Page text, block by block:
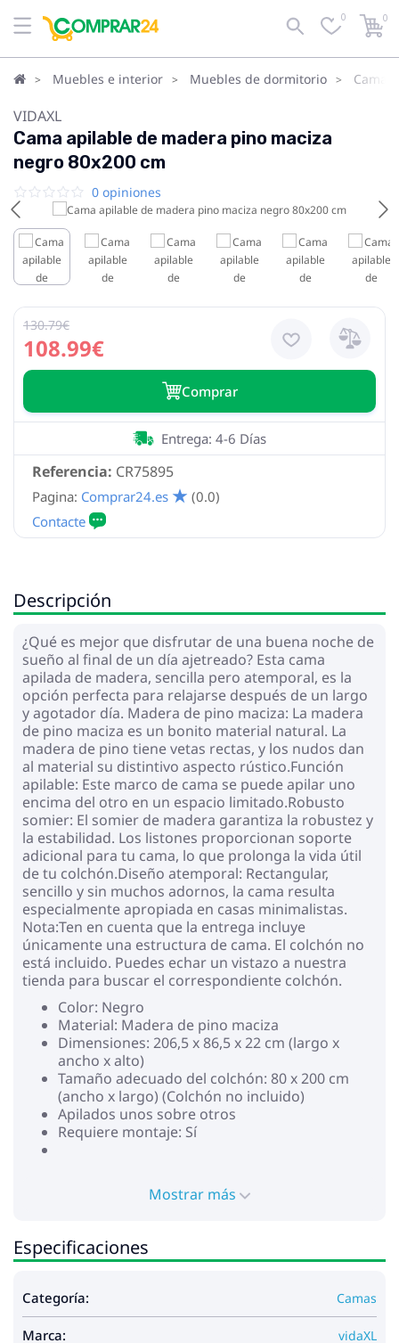
0 0
Muebles e interior Muebles de dormitorio Camas
VIDAXL
Cama apilable de madera pino maciza
negro 80x200 cm
0 opiniones
108.99€
130.79€
Сomprar
Referencia: CR75895
Entrega: 4-6 Días
Pagina: Comprar24.es (0.0)
Descripción
¿Qué es mejor que disfrutar de una buena noche de
sueño al final de un día ajetreado? Esta cama
apilada de madera, sencilla pero atemporal, es la
opción perfecta para relajarse después de un largo
y agotador día. Madera de pino maciza: La madera
de pino maciza es un bonito material natural. La
madera de pino tiene vetas rectas, y los nudos dan
al material su distintivo aspecto rústico.Función
apilable: Este marco de cama se puede apilar uno
encima del otro en un espacio limitado.Robusto
somier: El somier de madera garantiza la robustez y
la estabilidad. Los listones proporcionan soporte
adicional para tu cama, lo que prolonga la vida útil
de tu colchón.Diseño atemporal: Rectangular,
sencillo y sin muchos adornos, la cama resulta
especialmente apropiada en casas minimalistas.
Nota:Ten en cuenta que la entrega incluye
únicamente una estructura de cama. El colchón no
está incluido. Puedes echar un vistazo a nuestra
tienda para buscar el correspondiente colchón.
Color: Negro
Material: Madera de pino maciza
Dimensiones: 206,5 x 86,5 x 22 cm (largo x
ancho x alto)
Tamaño adecuado del colchón: 80 x 200 cm
(ancho x largo) (Colchón no incluido)
Apilados unos sobre otros
Requiere montaje: Sí
Mostrar más
Especificaciones
Categoría: Camas
Marca: vidaXL